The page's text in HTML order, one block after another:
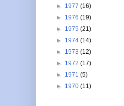
► 1977 (16)
► 1976 (19)
► 1975 (21)
► 1974 (14)
► 1973 (12)
► 1972 (17)
► 1971 (5)
► 1970 (11)